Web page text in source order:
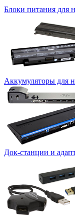
Блоки питания для
Аккумуляторы для
Док-станции и